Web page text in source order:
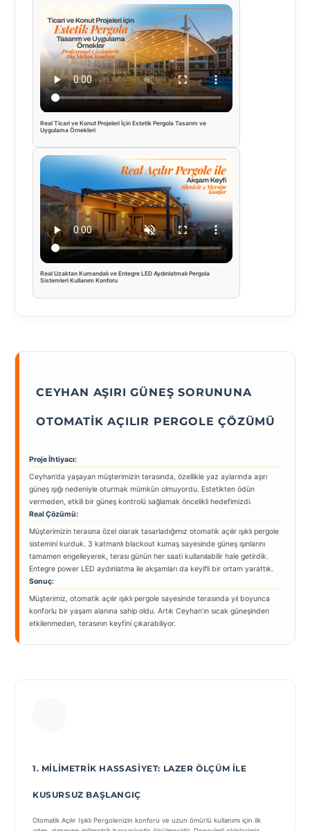
Real Ticari ve Konut Projeleri İçin Estetik Pergola Tasarım ve
Uygulama Örnekleri
Real Uzaktan Kumandalı ve Entegre LED Aydınlatmalı Pergola
Sistemleri Kullanım Konforu
CEYHAN AŞIRI GÜNEŞ SORUNUNA
OTOMATIK AÇILIR PERGOLE ÇÖZÜMÜ
Proje İhtiyacı:
Ceyhan’da yaşayan müşterimizin terasında, özellikle yaz aylarında aşırı
güneş ışığı nedeniyle oturmak mümkün olmuyordu. Estetikten ödün
vermeden, etkili bir güneş kontrolü sağlamak öncelikli hedefimizdi.
Real Çözümü:
Müşterimizin terasına özel olarak tasarladığımız otomatik açılır ışıklı pergole
sistemini kurduk. 3 katmanlı blackout kumaş sayesinde güneş ışınlarını
tamamen engelleyerek, terası günün her saati kullanılabilir hale getirdik.
Entegre power LED aydınlatma ile akşamları da keyifli bir ortam yarattık.
Sonuç:
Müşterimiz, otomatik açılır ışıklı pergole sayesinde terasında yıl boyunca
konforlu bir yaşam alanına sahip oldu. Artık Ceyhan’ın sıcak güneşinden
etkilenmeden, terasının keyfini çıkarabiliyor.
1. MILIMETRIK HASSASIYET: LAZER ÖLÇÜM ILE
KUSURSUZ BAŞLANGIÇ
Otomatik Açılır Işıklı Pergolenizin konforu ve uzun ömürlü kullanımı için ilk